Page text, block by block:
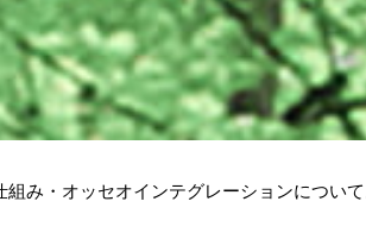
み・オッセオインテグレーションについて